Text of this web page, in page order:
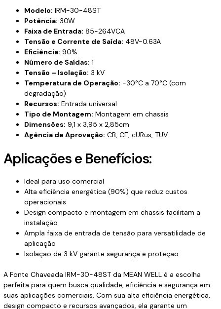
Modelo: IRM-30-48ST
Potência: 30W
Faixa de Entrada: 85-264VCA
Tensão e Corrente de Saída: 48V-0.63A
Eficiência: 90%
Número de Saídas: 1
Tensão – Isolação: 3 kV
Temperatura de Operação: -30°C a 70°C (com
degradação)
Recursos: Entrada universal
Tipo de Montagem: Montagem em chassis
Dimensões: 9,1 x 3,95 x 2,85cm
Agência de Aprovação: CB, CE, cURus, TUV
Aplicações e Benefícios:
Ideal para uso comercial
Alta eficiência energética (90%) que reduz custos
operacionais
Design compacto e montagem em chassis facilitam a
instalação
Ampla faixa de entrada de tensão para versatilidade de
aplicação
Isolação de 3 kV garante segurança e proteção
A Fonte Chaveada IRM-30-48ST da MEAN WELL é a escolha
perfeita para quem busca qualidade, eficiência e segurança em
suas aplicações comerciais. Com sua alta eficiência energética,
design compacto e recursos avançados, ela garante um